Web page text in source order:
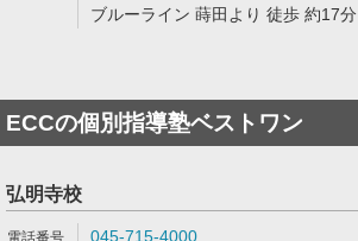
ブルーライン 蒔田より 徒歩 約17分
ECCの個別指導塾ベストワン
弘明寺校
045-715-4000